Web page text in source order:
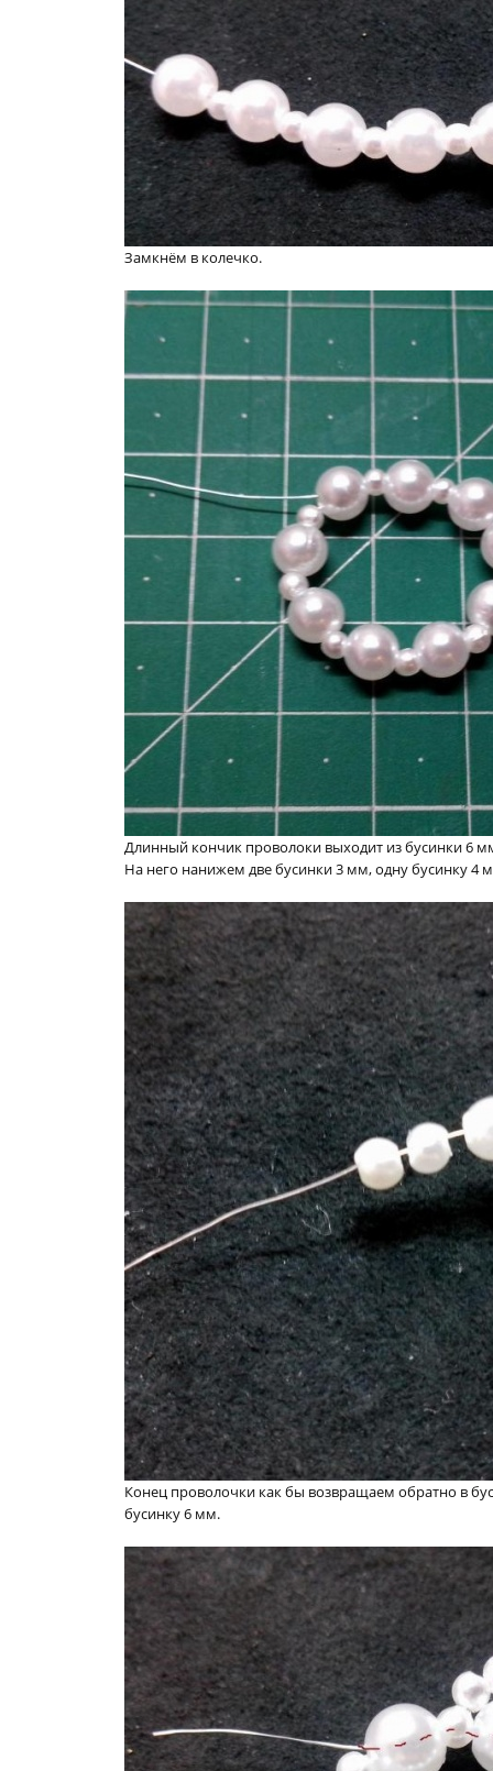
Замкнём в колечко.
Длинный кончик проволоки выходит из бусинки 6
На него нанижем две бусинки 3 мм, одну бусинку 4
Конец проволочки как бы возвращаем обратно в
бусинку 6 мм.